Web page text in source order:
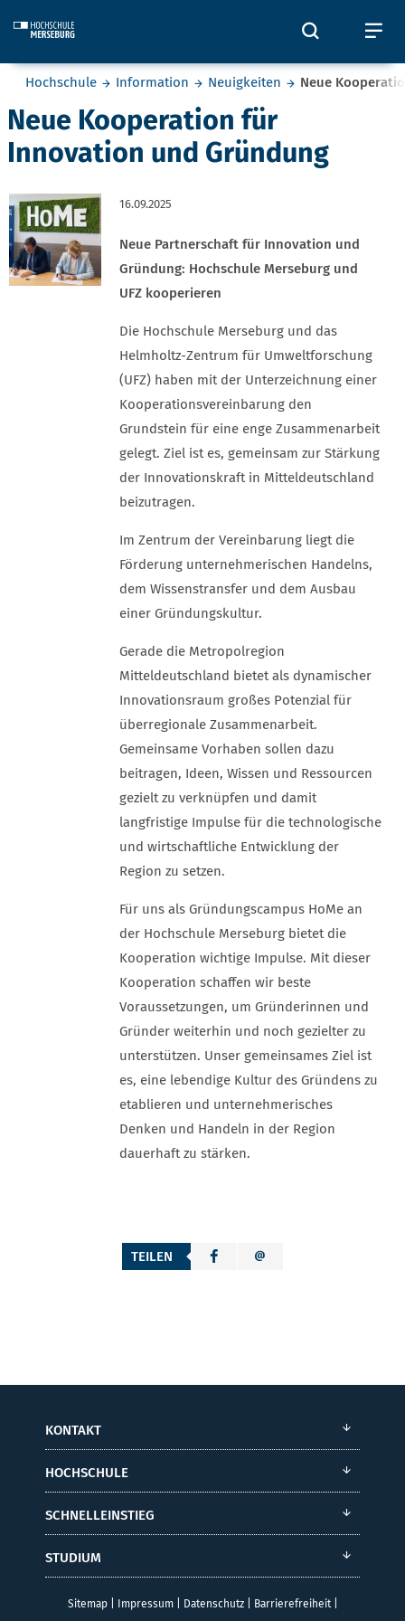
Öffnet
Sie befinden sich hier:
Hochschule Information Neuigkeiten Neue
Neue Kooperation für
Innovation und Gründung
16.09.2025
Neue Partnerschaft für Innovation und
Gründung: Hochschule Merseburg und
UFZ kooperieren
Die Hochschule Merseburg und das
Helmholtz-Zentrum für Umweltforschung
(UFZ) haben mit der Unterzeichnung einer
Kooperationsvereinbarung den
Grundstein für eine enge Zusammenarbeit
gelegt. Ziel ist es, gemeinsam zur Stärkung
der Innovationskraft in Mitteldeutschland
beizutragen.
Im Zentrum der Vereinbarung liegt die
Förderung unternehmerischen Handelns,
dem Wissenstransfer und dem Ausbau
einer Gründungskultur.
Gerade die Metropolregion
Mitteldeutschland bietet als dynamischer
Innovationsraum großes Potenzial für
überregionale Zusammenarbeit.
Gemeinsame Vorhaben sollen dazu
beitragen, Ideen, Wissen und Ressourcen
gezielt zu verknüpfen und damit
langfristige Impulse für die technologische
und wirtschaftliche Entwicklung der
Region zu setzen.
Für uns als Gründungscampus HoMe an
der Hochschule Merseburg bietet die
Kooperation wichtige Impulse. Mit dieser
Kooperation schaffen wir beste
Voraussetzungen, um Gründerinnen und
Gründer weiterhin und noch gezielter zu
unterstützen. Unser gemeinsames Ziel ist
es, eine lebendige Kultur des Gründens zu
etablieren und unternehmerisches
Denken und Handeln in der Region
dauerhaft zu stärken.
TEILEN
KONTAKT
HOCHSCHULE
SCHNELLEINSTIEG
STUDIUM
Sitemap| Impressum| Datenschutz| Barrierefreiheit|